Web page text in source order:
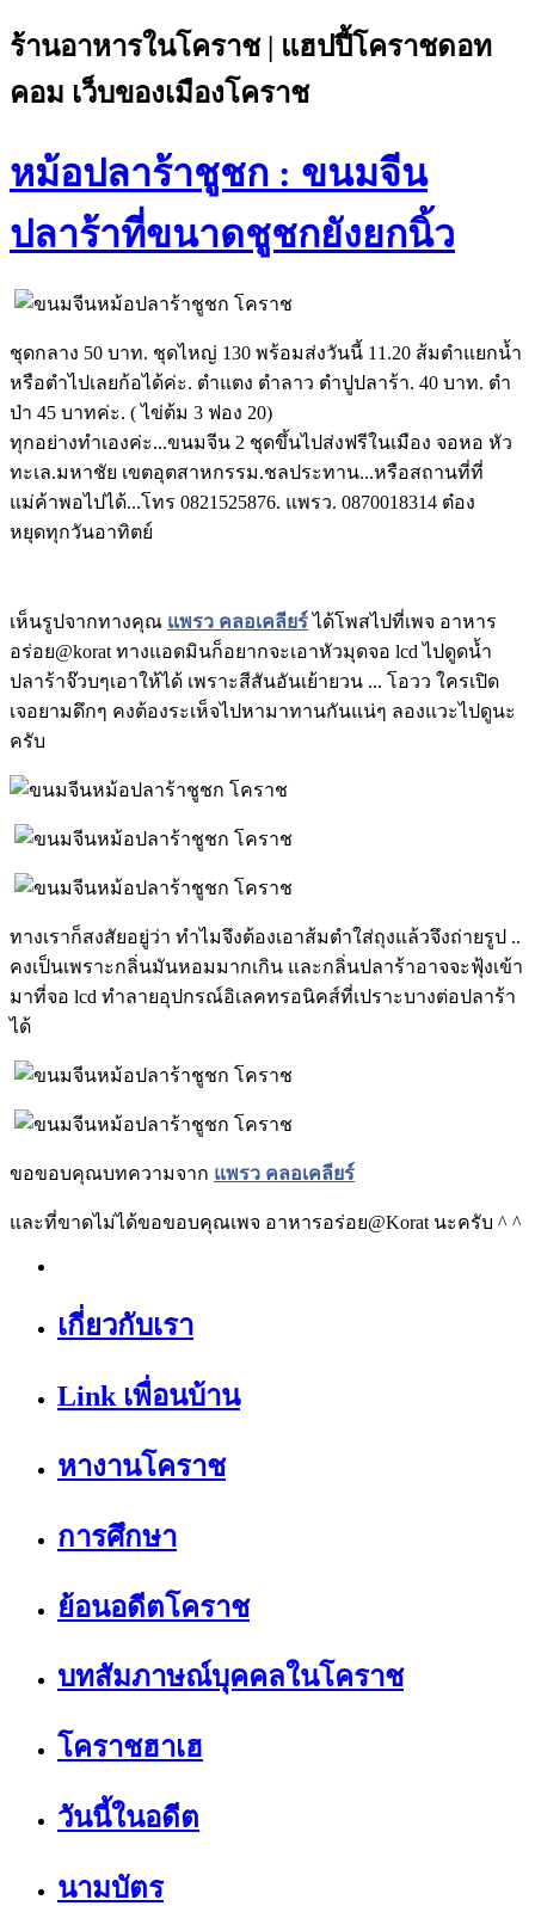
ร้านอาหารในโคราช | แฮปปี้โคราชดอท
คอม เว็บของเมืองโคราช
หม้อปลาร้าชูชก : ขนมจีน
ปลาร้าที่ขนาดชูชกยังยกนิ้ว
ชุดกลาง 50 บาท. ชุดไหญ่ 130 พร้อมส่งวันนี้ 11.20 ส้มตำแยกน้ำ
หรือตำไปเลยก้อได้ค่ะ. ตำแตง ตำลาว ตำปูปลาร้า. 40 บาท. ตำ
ป่า 45 บาทค่ะ. ( ไข่ต้ม 3 ฟอง 20)
ทุกอย่างทำเองค่ะ...ขนมจีน 2 ชุดขึ้นไปส่งฟรีในเมือง จอหอ หัว
ทะเล.มหาชัย เขตอุตสาหกรรม.ชลประทาน...หรือสถานที่ที่
แม่ค้าพอไปได้...โทร 0821525876. แพรว. 0870018314 ต๋อง
หยุดทุกวันอาทิตย์
เห็นรูปจากทางคุณ แพรว คลอเคลียร์ได้โพสไปที่เพจ อาหาร
อร่อย@korat ทางแอดมินก็อยากจะเอาหัวมุดจอ lcd ไปดูดน้ำ
ปลาร้าจ๊วบๆเอาให้ได้ เพราะสีสันอันเย้ายวน ... โอวว ใครเปิด
เจอยามดึกๆ คงต้องระเห็จไปหามาทานกันแน่ๆ ลองแวะไปดูนะ
ครับ
ทางเราก็สงสัยอยู่ว่า ทำไมจึงต้องเอาส้มตำใส่ถุงแล้วจึงถ่ายรูป ..
คงเป็นเพราะกลิ่นมันหอมมากเกิน และกลิ่นปลาร้าอาจจะฟุ้งเข้า
มาที่จอ lcd ทำลายอุปกรณ์อิเลคทรอนิคส์ที่เปราะบางต่อปลาร้า
ได้
ขอขอบคุณบทความจาก แพรว คลอเคลียร์
และที่ขาดไม่ได้ขอขอบคุณเพจ อาหารอร่อย@Korat นะครับ ^ ^
เกี่ยวกับเรา
Link เพื่อนบ้าน
หางานโคราช
การศึกษา
ย้อนอดีตโคราช
บทสัมภาษณ์บุคคลในโคราช
โคราชฮาเฮ
วันนี้ในอดีต
นามบัตร